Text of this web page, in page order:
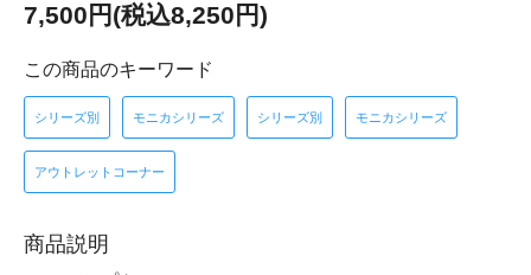
7,500円(税込8,250円)
この商品のキーワード
シリーズ別 モニカシリーズ シリーズ別 モニカシリーズ
アウトレットコーナー
商品説明